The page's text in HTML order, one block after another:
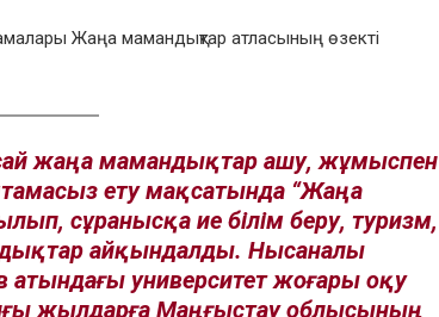
Жаңа мамандықтар атласының өзекті
жаңа мамандықтар ашу, жұмыспен
ету мақсатында “Жаңа
сұранысқа ие білім беру, туризм,
айқындалды. Нысаналы
университет жоғары оқу
жылдарға Маңғыстау облысының